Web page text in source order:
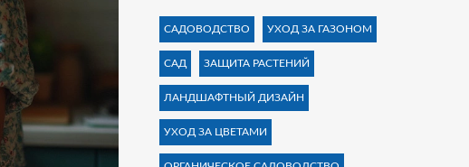
САДОВОДСТВО УХОД ЗА ГАЗОНОМ
САД ЗАЩИТА РАСТЕНИЙ
ЛАНДШАФТНЫЙ ДИЗАЙН
УХОД ЗА ЦВЕТАМИ